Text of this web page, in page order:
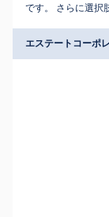
です。 さらに選択
エステートコーポ